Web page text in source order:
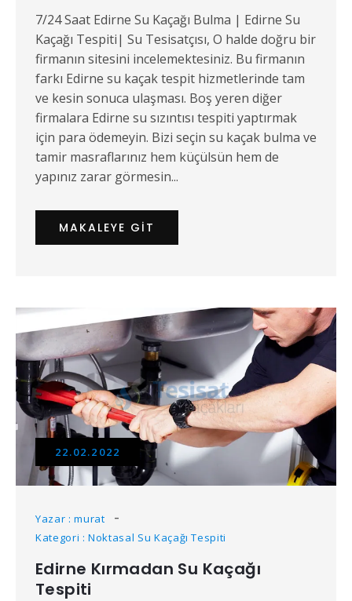
7/24 Saat Edirne Su Kaçağı Bulma | Edirne Su
Kaçağı Tespiti| Su Tesisatçısı, O halde doğru bir
firmanın sitesini incelemektesiniz. Bu firmanın
farkı Edirne su kaçak tespit hizmetlerinde tam
ve kesin sonuca ulaşması. Boş yeren diğer
firmalara Edirne su sızıntısı tespiti yaptırmak
için para ödemeyin. Bizi seçin su kaçak bulma ve
tamir masraflarınız hem küçülsün hem de
yapınız zarar görmesin...
MAKALEYE GIT
22.02.2022
Yazar : murat
Kategori : Noktasal Su Kaçağı Tespiti
Edirne Kırmadan Su Kaçağı
Tespiti